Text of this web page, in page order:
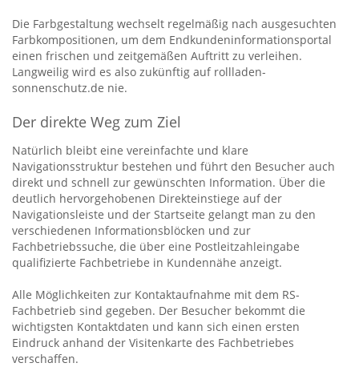
Die Farbgestaltung wechselt regelmäßig nach ausgesuchten
Farbkompositionen, um dem Endkundeninformationsportal
einen frischen und zeitgemäßen Auftritt zu verleihen.
Langweilig wird es also zukünftig auf rollladen-
sonnenschutz.de nie.
Der direkte Weg zum Ziel
Natürlich bleibt eine vereinfachte und klare
Navigationsstruktur bestehen und führt den Besucher auch
direkt und schnell zur gewünschten Information. Über die
deutlich hervorgehobenen Direkteinstiege auf der
Navigationsleiste und der Startseite gelangt man zu den
verschiedenen Informationsblöcken und zur
Fachbetriebssuche, die über eine Postleitzahleingabe
qualifizierte Fachbetriebe in Kundennähe anzeigt.
Alle Möglichkeiten zur Kontaktaufnahme mit dem RS-
Fachbetrieb sind gegeben. Der Besucher bekommt die
wichtigsten Kontaktdaten und kann sich einen ersten
Eindruck anhand der Visitenkarte des Fachbetriebes
verschaffen.